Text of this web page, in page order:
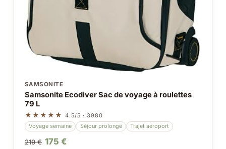
SAMSONITE
Samsonite Ecodiver Sac de voyage à roulettes
79 L
★★★★★ 4.5/5 · 3980
Voyage semaine
Séjour prolongé Trajet aéroport
219 € 175 €